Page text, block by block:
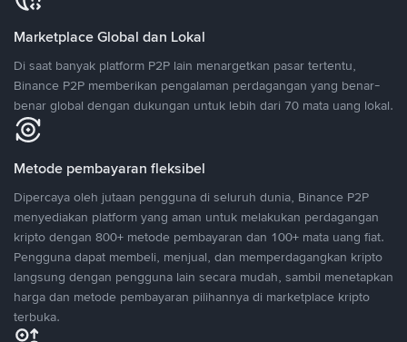
Marketplace Global dan Lokal
Di saat banyak platform P2P lain menargetkan pasar tertentu,
Binance P2P memberikan pengalaman perdagangan yang benar-
benar global dengan dukungan untuk lebih dari 70 mata uang lokal.
Metode pembayaran fleksibel
Dipercaya oleh jutaan pengguna di seluruh dunia, Binance P2P
menyediakan platform yang aman untuk melakukan perdagangan
kripto dengan 800+ metode pembayaran dan 100+ mata uang fiat.
Pengguna dapat membeli, menjual, dan memperdagangkan kripto
langsung dengan pengguna lain secara mudah, sambil menetapkan
harga dan metode pembayaran pilihannya di marketplace kripto
terbuka.